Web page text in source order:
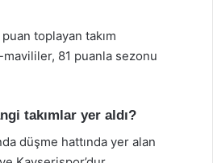
toplayan takım
81 puanla sezonu
takımlar yer aldı?
düşme hattında yer alan